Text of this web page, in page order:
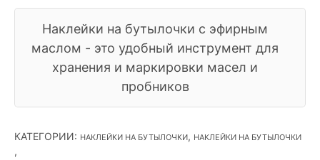
​Наклейки на бутылочки с эфирным
маслом - это удобный инструмент для
хранения и маркировки масел и
пробников
КАТЕГОРИИ: НАКЛЕЙКИ НА БУТЫЛОЧКИ, НАКЛЕЙКИ НА БУТЫЛОЧКИ
,